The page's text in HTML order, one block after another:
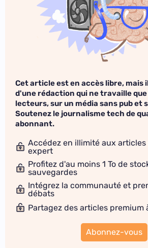
Cet article est en accès libre, mais
d'une rédaction qui ne travaille que
lecteurs, sur un média sans pub et
Soutenez le journalisme tech de
abonnant.
Accédez en illimité aux articles
expert
Profitez d'au moins 1 To de
sauvegardes
Intégrez la communauté et
débats
Partagez des articles premium
Abonnez-vous